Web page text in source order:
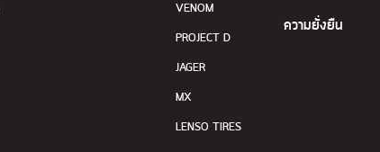
VENOM
PROJECT D
JAGER
MX
LENSO TIRES
ความยั่งยืน